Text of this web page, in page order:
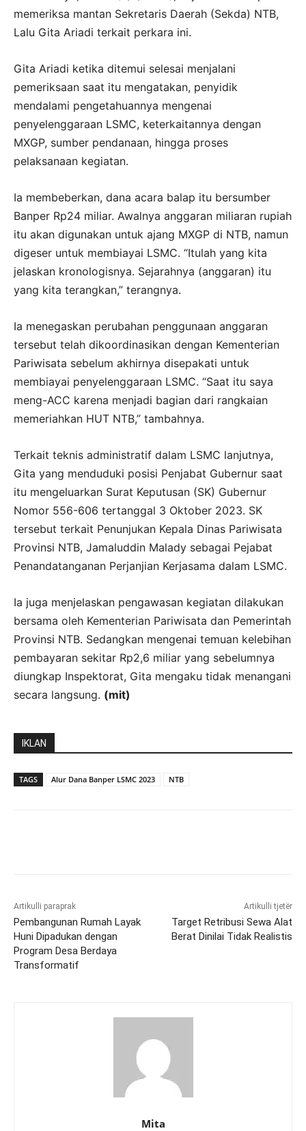
memeriksa mantan Sekretaris Daerah (Sekda) NTB,
Lalu Gita Ariadi terkait perkara ini.
Gita Ariadi ketika ditemui selesai menjalani
pemeriksaan saat itu mengatakan, penyidik
mendalami pengetahuannya mengenai
penyelenggaraan LSMC, keterkaitannya dengan
MXGP, sumber pendanaan, hingga proses
pelaksanaan kegiatan.
Ia membeberkan, dana acara balap itu bersumber
Banper Rp24 miliar. Awalnya anggaran miliaran rupiah
itu akan digunakan untuk ajang MXGP di NTB, namun
digeser untuk membiayai LSMC. “Itulah yang kita
jelaskan kronologisnya. Sejarahnya (anggaran) itu
yang kita terangkan,” terangnya.
Ia menegaskan perubahan penggunaan anggaran
tersebut telah dikoordinasikan dengan Kementerian
Pariwisata sebelum akhirnya disepakati untuk
membiayai penyelenggaraan LSMC. “Saat itu saya
meng-ACC karena menjadi bagian dari rangkaian
memeriahkan HUT NTB,” tambahnya.
Terkait teknis administratif dalam LSMC lanjutnya,
Gita yang menduduki posisi Penjabat Gubernur saat
itu mengeluarkan Surat Keputusan (SK) Gubernur
Nomor 556-606 tertanggal 3 Oktober 2023. SK
tersebut terkait Penunjukan Kepala Dinas Pariwisata
Provinsi NTB, Jamaluddin Malady sebagai Pejabat
Penandatanganan Perjanjian Kerjasama dalam LSMC.
Ia juga menjelaskan pengawasan kegiatan dilakukan
bersama oleh Kementerian Pariwisata dan Pemerintah
Provinsi NTB. Sedangkan mengenai temuan kelebihan
pembayaran sekitar Rp2,6 miliar yang sebelumnya
diungkap Inspektorat, Gita mengaku tidak menangani
secara langsung. (mit)
IKLAN
TAGS Alur Dana Banper LSMC 2023 NTB
Artikulli paraprak
Pembangunan Rumah Layak
Huni Dipadukan dengan
Program Desa Berdaya
Transformatif
Artikulli tjetër
Target Retribusi Sewa Alat
Berat Dinilai Tidak Realistis
Mita